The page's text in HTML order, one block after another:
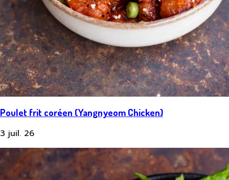
Poulet frit coréen (Yangnyeom Chicken)
3 juil. 26